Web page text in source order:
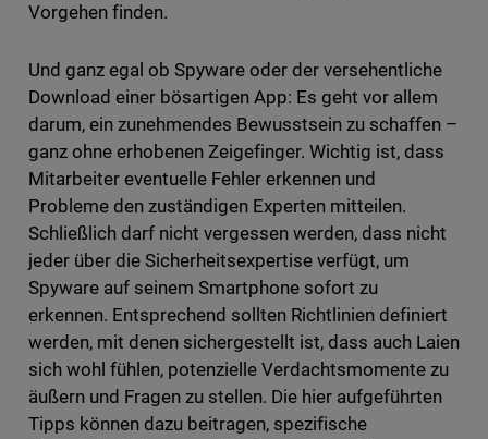
Vorgehen finden.
Und ganz egal ob Spyware oder der versehentliche
Download einer bösartigen App: Es geht vor allem
darum, ein zunehmendes Bewusstsein zu schaffen –
ganz ohne erhobenen Zeigefinger. Wichtig ist, dass
Mitarbeiter eventuelle Fehler erkennen und
Probleme den zuständigen Experten mitteilen.
Schließlich darf nicht vergessen werden, dass nicht
jeder über die Sicherheitsexpertise verfügt, um
Spyware auf seinem Smartphone sofort zu
erkennen. Entsprechend sollten Richtlinien definiert
werden, mit denen sichergestellt ist, dass auch Laien
sich wohl fühlen, potenzielle Verdachtsmomente zu
äußern und Fragen zu stellen. Die hier aufgeführten
Tipps können dazu beitragen, spezifische